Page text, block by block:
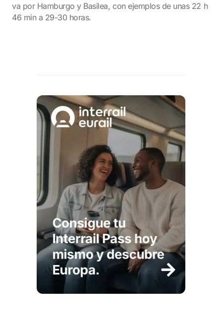
va por Hamburgo y Basilea, con ejemplos de unas 22 h
46 min a 29-30 horas.